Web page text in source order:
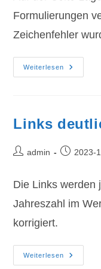
Formulierungen
Zeichenfehler
Weiterlesen
Und
Links
Beitrags-
admin
Beitrag
2023-
Die Links werden
Jahreszahl im
korrigiert.
Weiterlesen
Links